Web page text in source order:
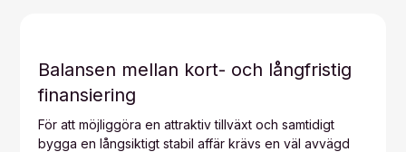
Balansen mellan kort- och långfristig
finansiering
För att möjliggöra en attraktiv tillväxt och samtidigt
bygga en långsiktigt stabil affär krävs en väl avvägd